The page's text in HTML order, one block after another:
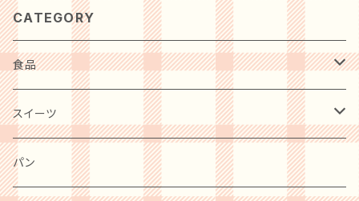
CATEGORY
食品
肉・肉加工品
惣菜・レトルト・冷凍
麺類
スイーツ
洋菓子
パン